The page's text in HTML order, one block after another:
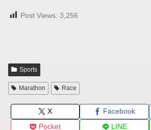
Post Views: 3,256
Sports
Marathon Race
X Facebook
Pocket
LINE